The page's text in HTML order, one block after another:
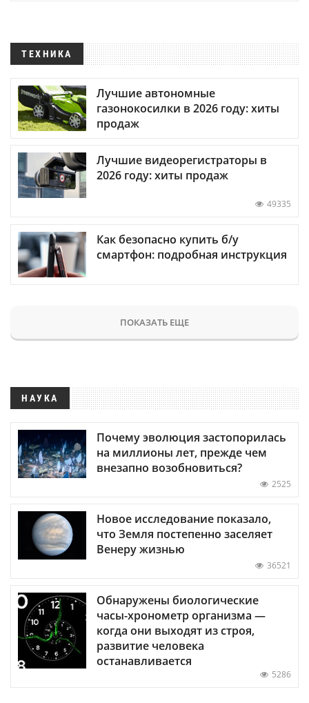
ТЕХНИКА
Лучшие автономные
газонокосилки в 2026 году: хиты
продаж
Лучшие видеорегистраторы в
2026 году: хиты продаж
49335
Как безопасно купить б/у
смартфон: подробная инструкция
ПОКАЗАТЬ ЕЩЕ
НАУКА
Почему эволюция застопорилась
на миллионы лет, прежде чем
внезапно возобновиться?
2525
Новое исследование показало,
что Земля постепенно заселяет
Венеру жизнью
36521
Обнаружены биологические
часы-хронометр организма —
когда они выходят из строя,
развитие человека
останавливается
5286